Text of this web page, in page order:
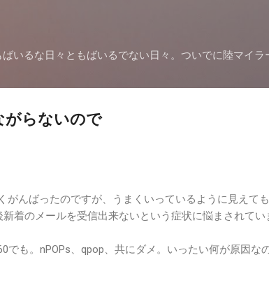
いるな日々ともばいるでない日々。ついでに陸マイラ
がらないので
がんばったのですが、うまくいっているように見えて
着のメールを受信出来ないという症状に悩まされてい
でも。nPOPs、qpop、共にダメ。いったい何が原因な